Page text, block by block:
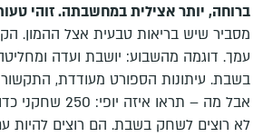
ברוחה, יותר אצילית במחשבתה. זוהי
מסביר שיש בריאות טבעית אצל ההמון.
עמך. דוגמה מהשבוע: יושבת ועדה
בשבת. עיתונות הספורט מעודדת,
אבל מה – תראו איזה
לא רוצים לשחק בשבת. הם רוצים